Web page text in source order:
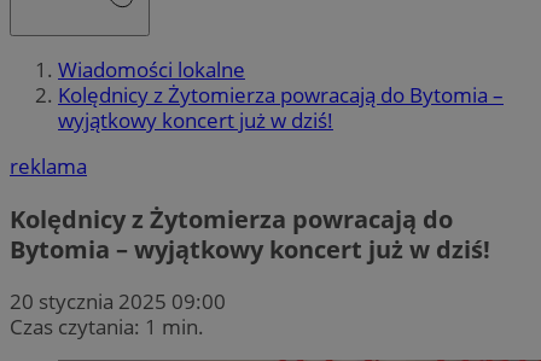
Wiadomości lokalne
Kolędnicy z Żytomierza powracają do Bytomia –
wyjątkowy koncert już w dziś!
reklama
Kolędnicy z Żytomierza powracają do
Bytomia – wyjątkowy koncert już w dziś!
20 stycznia 2025 09:00
Czas czytania: 1 min.